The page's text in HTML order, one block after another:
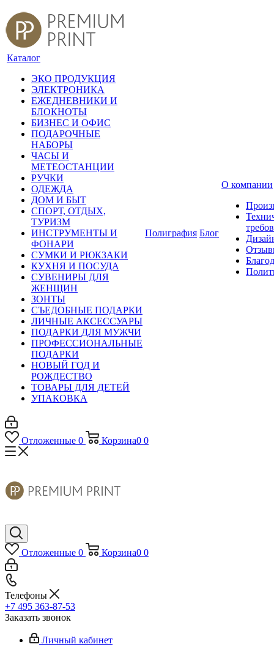
Каталог
ЭКО ПРОДУКЦИЯ
ЭЛЕКТРОНИКА
ЕЖЕДНЕВНИКИ И
БЛОКНОТЫ
БИЗНЕС И ОФИС
ПОДАРОЧНЫЕ
НАБОРЫ
ЧАСЫ И
МЕТЕОСТАНЦИИ
РУЧКИ
ОДЕЖДА
ДОМ И БЫТ
СПОРТ, ОТДЫХ,
ТУРИЗМ
ИНСТРУМЕНТЫ И
ФОНАРИ
СУМКИ И РЮКЗАКИ
КУХНЯ И ПОСУДА
СУВЕНИРЫ ДЛЯ
ЖЕНЩИН
ЗОНТЫ
СЪЕДОБНЫЕ ПОДАРКИ
ЛИЧНЫЕ АКСЕССУАРЫ
ПОДАРКИ ДЛЯ МУЖЧИ
ПРОФЕССИОНАЛЬНЫЕ
ПОДАРКИ
НОВЫЙ ГОД И
РОЖДЕСТВО
ТОВАРЫ ДЛЯ ДЕТЕЙ
УПАКОВКА
Полиграфия Блог
О компании
Отложенные 0 Корзина0 0
Отложенные 0 Корзина0 0
Телефоны
+7 495 363-87-53
Заказать звонок
Личный кабинет